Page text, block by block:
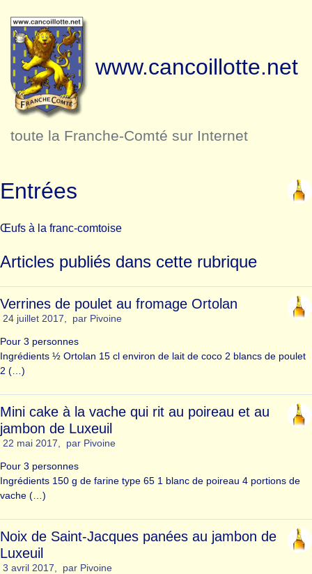
www.cancoillotte.net
toute la Franche-Comté sur Internet
Entrées
Œufs à la franc-comtoise
Articles publiés dans cette rubrique
Verrines de poulet au fromage Ortolan
24 juillet 2017, par Pivoine
Pour 3 personnes
Ingrédients ½ Ortolan 15 cl environ de lait de coco 2 blancs de poulet
2 (…)
Mini cake à la vache qui rit au poireau et au
jambon de Luxeuil
22 mai 2017, par Pivoine
Pour 3 personnes
Ingrédients 150 g de farine type 65 1 blanc de poireau 4 portions de
vache (…)
Noix de Saint-Jacques panées au jambon de
Luxeuil
3 avril 2017, par Pivoine